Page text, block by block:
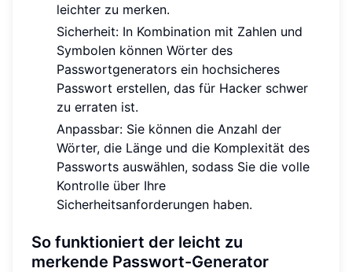
leichter zu merken.
Sicherheit: In Kombination mit Zahlen und
Symbolen können Wörter des
Passwortgenerators ein hochsicheres
Passwort erstellen, das für Hacker schwer
zu erraten ist.
Anpassbar: Sie können die Anzahl der
Wörter, die Länge und die Komplexität des
Passworts auswählen, sodass Sie die volle
Kontrolle über Ihre
Sicherheitsanforderungen haben.
So funktioniert der leicht zu
merkende Passwort-Generator